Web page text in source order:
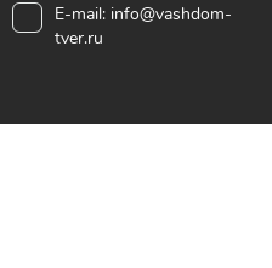
E-mail: info@vashdom-
tver.ru